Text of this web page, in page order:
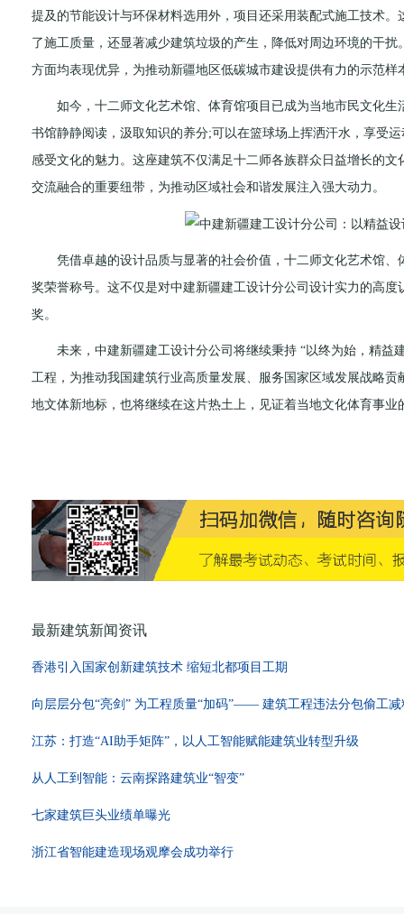
提及的节能设计与环保材料选用外，项目还采用装配式施工技术
了施工质量，还显著减少建筑垃圾的产生，降低对周边环境的干
方面均表现优异，为推动新疆地区低碳城市建设提供有力的示范样
如今，十二师文化艺术馆、体育馆项目已成为当地市民文化生
书馆静静阅读，汲取知识的养分;可以在篮球场上挥洒汗水，享受
感受文化的魅力。这座建筑不仅满足十二师各族群众日益增长的
交流融合的重要纽带，为推动区域社会和谐发展注入强大动力。
凭借卓越的设计品质与显著的社会价值，十二师文化艺术馆、
奖荣誉称号。这不仅是对中建新疆建工设计分公司设计实力的高
奖。
未来，中建新疆建工设计分公司将继续秉持 “以终为始，精益
工程，为推动我国建筑行业高质量发展、服务国家区域发展战略
地文体新地标，也将继续在这片热土上，见证着当地文化体育事
最新建筑新闻资讯
香港引入国家创新建筑技术 缩短北都项目工期
向层层分包“亮剑” 为工程质量“加码”—— 建筑工程违法分包偷工
江苏：打造“AI助手矩阵”，以人工智能赋能建筑业转型升级
从人工到智能：云南探路建筑业“智变”
七家建筑巨头业绩单曝光
浙江省智能建造现场观摩会成功举行